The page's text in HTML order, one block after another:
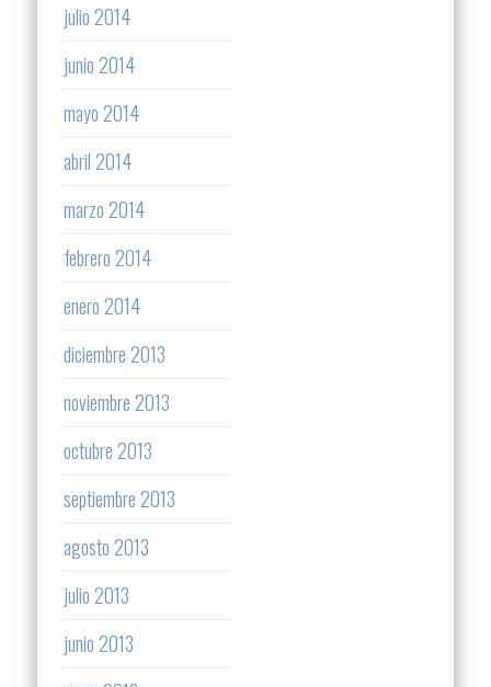
julio 2014
junio 2014
mayo 2014
abril 2014
marzo 2014
febrero 2014
enero 2014
diciembre 2013
noviembre 2013
octubre 2013
septiembre 2013
agosto 2013
julio 2013
junio 2013